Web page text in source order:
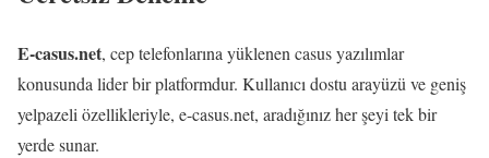
E-casus.net, cep telefonlarına yüklenen casus yazılımlar
konusunda lider bir platformdur. Kullanıcı dostu arayüzü ve geniş
yelpazeli özellikleriyle, e-casus.net, aradığınız her şeyi tek bir
yerde sunar.